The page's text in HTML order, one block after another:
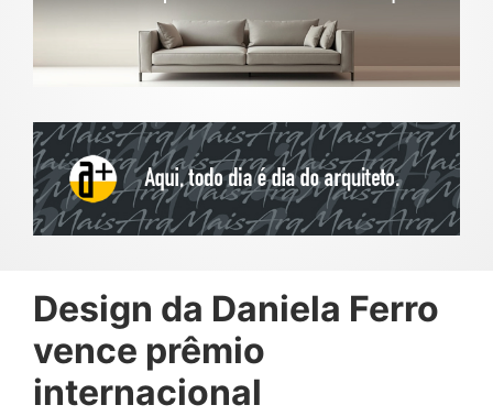
Design da Daniela Ferro
vence prêmio
internacional